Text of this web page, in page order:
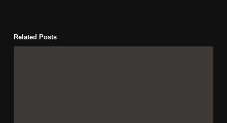
Related Posts